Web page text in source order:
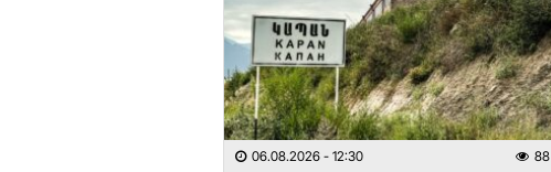
06.08.2026 - 12:30 88